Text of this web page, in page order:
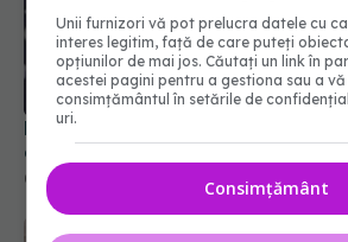
Rețeta preferată a lui Ion Iliescu.
dar ar putea fi secretul
04 aug 2025, 16:20
Unii furnizori vă pot prelucra datele cu
interes legitim, față de care puteți
opțiunilor de mai jos. Căutați un link în
acestei pagini pentru a gestiona sau a
consimțământul în setările de
uri.
Consimțământ